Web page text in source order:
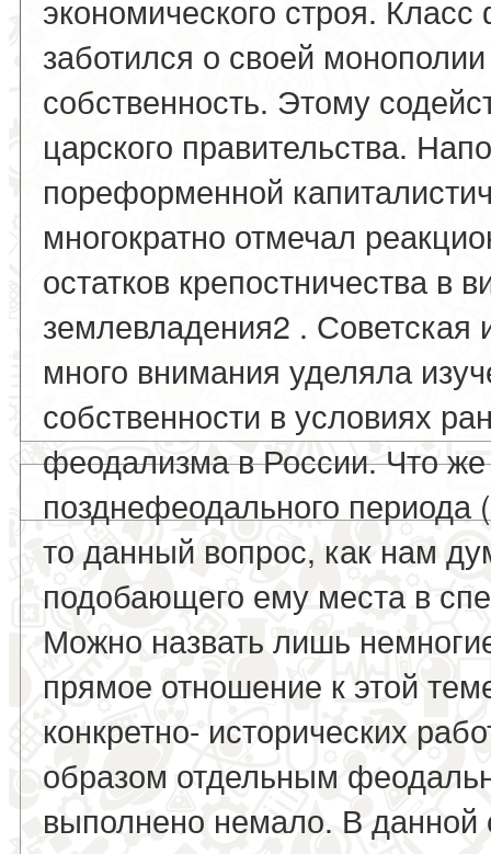
экономического строя.
заботился о своей
собственность. Этому
царского правительства.
пореформенной
многократно отмечал
остатков крепостничества в
землевладения2 . Советская
много внимания уделяла
собственности в условиях
феодализма в России. Что же
позднефеодального периода
то данный вопрос, как нам
подобающего ему места в
Можно назвать лишь
прямое отношение к этой
конкретно- исторических
образом отдельным
выполнено немало. В данной